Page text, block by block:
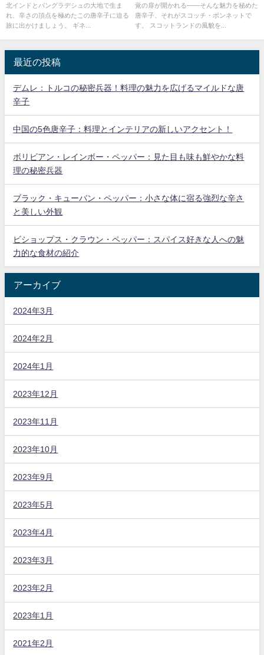
北インドとバングラデシュの大地で生ま
れ、辛さの頂点を極めたこの唐辛子に迫る
旅に出かけましょう。 ギネ...
覚の扉が開かれる――そんな魅力を秘めた
唐辛子、それがスコッチ・ボンネットで
す。 スコットランドの風貌を...
最近の投稿
デムレ：トルコの秘密兵器！料理の魅力を広げるマイルドな唐
辛子
中国の5色唐辛子：料理とインテリアの新しいアクセント！
ボリビアン・レインボー・ペッパー：見た目も味も鮮やかな料
理の秘密兵器
ブラック・キューバン・ペッパー：小さな体に宿る強烈な辛さ
と美しい外観
ビショップス・クラウン・ペッパー：スパイス好きな人への魅
力的な食材の紹介
アーカイブ
2024年3月
2024年2月
2024年1月
2023年12月
2023年11月
2023年10月
2023年9月
2023年5月
2023年4月
2023年3月
2023年2月
2023年1月
2021年2月